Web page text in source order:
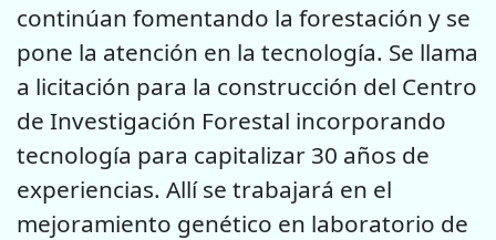
continúan fomentando la forestación y se
pone la atención en la tecnología. Se llama
a licitación para la construcción del Centro
de Investigación Forestal incorporando
tecnología para capitalizar 30 años de
experiencias. Allí se trabajará en el
mejoramiento genético en laboratorio de